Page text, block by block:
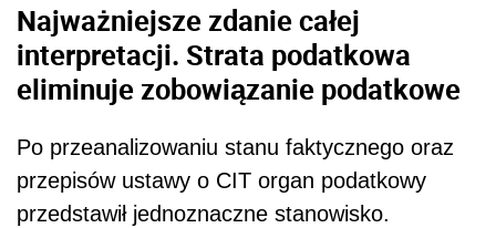
Najważniejsze zdanie całej
interpretacji. Strata podatkowa
eliminuje zobowiązanie podatkowe
Po przeanalizowaniu stanu faktycznego oraz
przepisów ustawy o CIT organ podatkowy
przedstawił jednoznaczne stanowisko.